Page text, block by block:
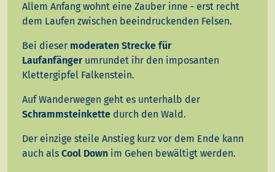
Allem Anfang wohnt eine Zauber inne - erst recht
dem Laufen zwischen beeindruckenden Felsen.
Bei dieser moderaten Strecke für
Laufanfängerumrundet ihr den imposanten
Klettergipfel Falkenstein.
Auf Wanderwegen geht es unterhalb der
Schrammsteinkette durch den Wald.
Der einzige steile Anstieg kurz vor dem Ende kann
auch als Cool Down im Gehen bewältigt werden.